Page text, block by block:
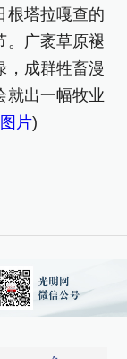
根塔拉嘎查的
。广袤草原褪
，成群牲畜漫
就出一幅牧业
片)